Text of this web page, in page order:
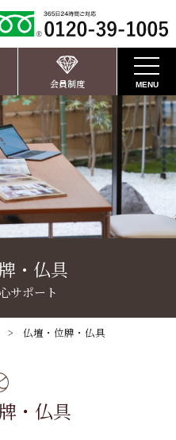
会員制度 MENU
ルプラン
り）
プラン
・仏具
サポート
仏壇・位牌・仏具
・仏具